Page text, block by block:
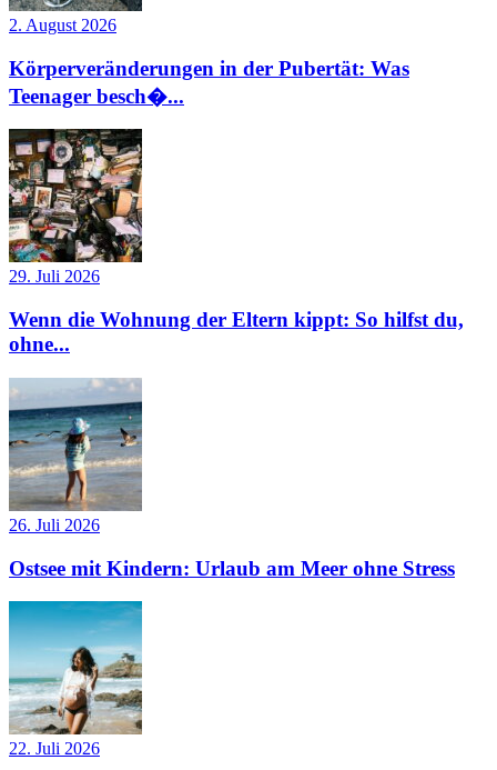
2. August 2026
Körperveränderungen in der Pubertät: Was
Teenager besch�...
29. Juli 2026
Wenn die Wohnung der Eltern kippt: So hilfst du,
ohne...
26. Juli 2026
Ostsee mit Kindern: Urlaub am Meer ohne Stress
22. Juli 2026